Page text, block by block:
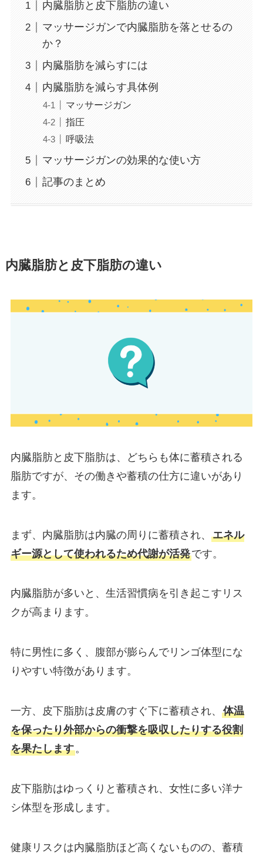
内臓脂肪と皮下脂肪の違い
マッサージガンで内臓脂肪を落とせるの
か？
内臓脂肪を減らすには
内臓脂肪を減らす具体例
マッサージガン
指圧
呼吸法
マッサージガンの効果的な使い方
記事のまとめ
内臓脂肪と皮下脂肪の違い
内臓脂肪と皮下脂肪は、どちらも体に蓄積される
脂肪ですが、その働きや蓄積の仕方に違いがあり
ます。
まず、内臓脂肪は内臓の周りに蓄積され、 エネル
ギー源として使われるため代謝が活発です。
内臓脂肪が多いと、生活習慣病を引き起こすリス
クが高まります。
特に男性に多く、腹部が膨らんでリンゴ体型にな
りやすい特徴があります。
一方、皮下脂肪は皮膚のすぐ下に蓄積され、 体温
を保ったり外部からの衝撃を吸収したりする役割
を果たします。
皮下脂肪はゆっくりと蓄積され、女性に多い洋ナ
シ体型を形成します。
健康リスクは内臓脂肪ほど高くないものの、蓄積